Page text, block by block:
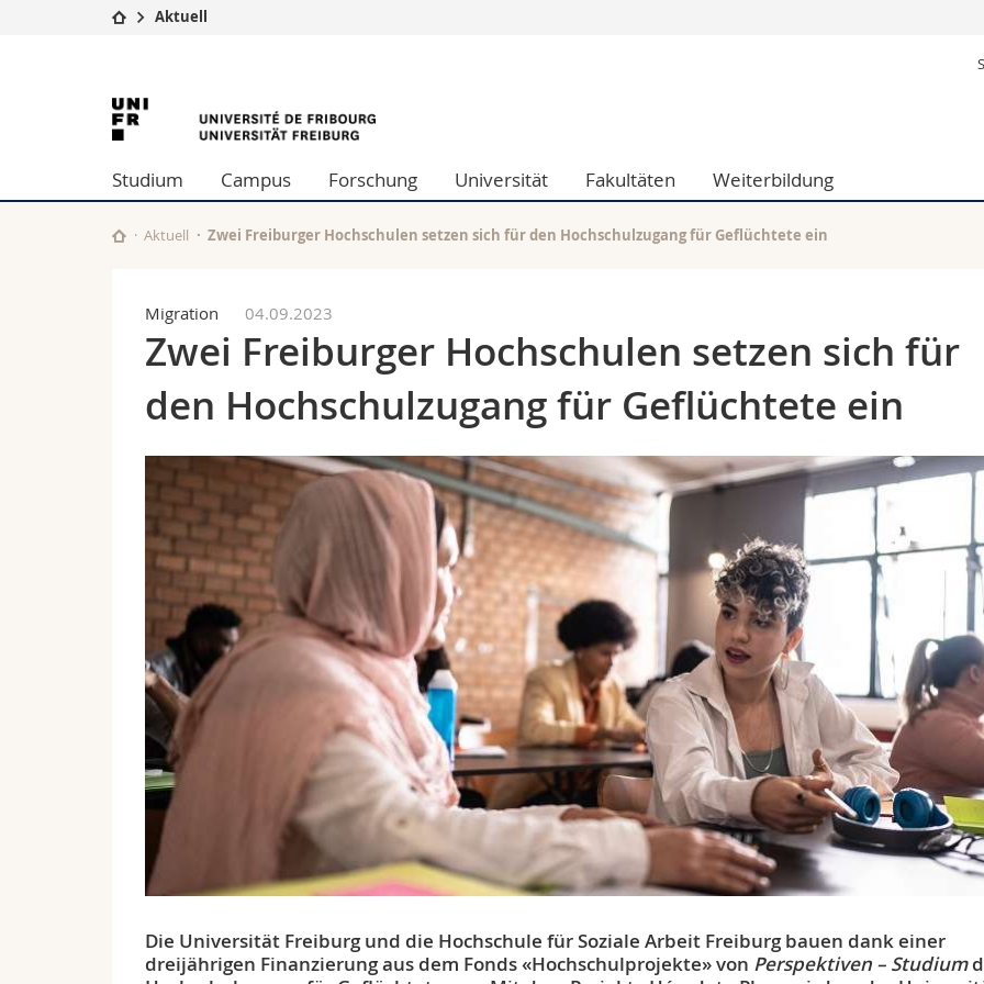
Studium
Campus
Universität
Weiterbildung
Theologische Fak.
Philosophische Fak.
Fak. für Erziehungs- und Bildungswissenschaften
Math.-Nat. und Med. Fak.
Mitarbeitende
Aktuell
University
of
Fribourg
Studium Campus Forschung Universität Fakultäten Weiterbildung
Aktuell Zwei Freiburger Hochschulen setzen sich für den Hochschulzugang für Geflüchtete ein
Migration 04.09.2023
Zwei Freiburger Hochschulen setzen sich für
den Hochschulzugang für Geflüchtete ein
Die Universität Freiburg und die Hochschule für Soziale Arbeit Freiburg bauen dank einer
dreijährigen Finanzierung aus dem Fonds «Hochschulprojekte» von Perspektiven – Studium